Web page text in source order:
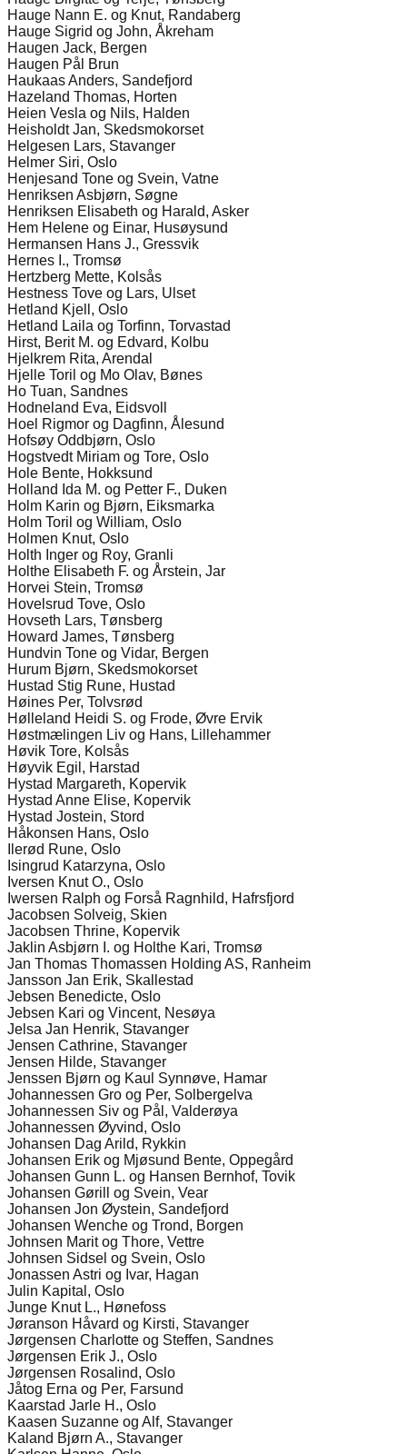
Hauge Nann E. og Knut, Randaberg
Hauge Sigrid og John, Åkreham
Haugen Jack, Bergen
Haugen Pål Brun
Haukaas Anders, Sandefjord
Hazeland Thomas, Horten
Heien Vesla og Nils, Halden
Heisholdt Jan, Skedsmokorset
Helgesen Lars, Stavanger
Helmer Siri, Oslo
Henjesand Tone og Svein, Vatne
Henriksen Asbjørn, Søgne
Henriksen Elisabeth og Harald, Asker
Hem Helene og Einar, Husøysund
Hermansen Hans J., Gressvik
Hernes I., Tromsø
Hertzberg Mette, Kolsås
Hestness Tove og Lars, Ulset
Hetland Kjell, Oslo
Hetland Laila og Torfinn, Torvastad
Hirst, Berit M. og Edvard, Kolbu
Hjelkrem Rita, Arendal
Hjelle Toril og Mo Olav, Bønes
Ho Tuan, Sandnes
Hodneland Eva, Eidsvoll
Hoel Rigmor og Dagfinn, Ålesund
Hofsøy Oddbjørn, Oslo
Hogstvedt Miriam og Tore, Oslo
Hole Bente, Hokksund
Holland Ida M. og Petter F., Duken
Holm Karin og Bjørn, Eiksmarka
Holm Toril og William, Oslo
Holmen Knut, Oslo
Holth Inger og Roy, Granli
Holthe Elisabeth F. og Årstein, Jar
Horvei Stein, Tromsø
Hovelsrud Tove, Oslo
Hovseth Lars, Tønsberg
Howard James, Tønsberg
Hundvin Tone og Vidar, Bergen
Hurum Bjørn, Skedsmokorset
Hustad Stig Rune, Hustad
Høines Per, Tolvsrød
Hølleland Heidi S. og Frode, Øvre Ervik
Høstmælingen Liv og Hans, Lillehammer
Høvik Tore, Kolsås
Høyvik Egil, Harstad
Hystad Margareth, Kopervik
Hystad Anne Elise, Kopervik
Hystad Jostein, Stord
Håkonsen Hans, Oslo
Ilerød Rune, Oslo
Isingrud Katarzyna, Oslo
Iversen Knut O., Oslo
Iwersen Ralph og Forså Ragnhild, Hafrsfjord
Jacobsen Solveig, Skien
Jacobsen Thrine, Kopervik
Jaklin Asbjørn I. og Holthe Kari, Tromsø
Jan Thomas Thomassen Holding AS, Ranheim
Jansson Jan Erik, Skallestad
Jebsen Benedicte, Oslo
Jebsen Kari og Vincent, Nesøya
Jelsa Jan Henrik, Stavanger
Jensen Cathrine, Stavanger
Jensen Hilde, Stavanger
Jenssen Bjørn og Kaul Synnøve, Hamar
Johannessen Gro og Per, Solbergelva
Johannessen Siv og Pål, Valderøya
Johannessen Øyvind, Oslo
Johansen Dag Arild, Rykkin
Johansen Erik og Mjøsund Bente, Oppegård
Johansen Gunn L. og Hansen Bernhof, Tovik
Johansen Gørill og Svein, Vear
Johansen Jon Øystein, Sandefjord
Johansen Wenche og Trond, Borgen
Johnsen Marit og Thore, Vettre
Johnsen Sidsel og Svein, Oslo
Jonassen Astri og Ivar, Hagan
Julin Kapital, Oslo
Junge Knut L., Hønefoss
Jøranson Håvard og Kirsti, Stavanger
Jørgensen Charlotte og Steffen, Sandnes
Jørgensen Erik J., Oslo
Jørgensen Rosalind, Oslo
Jåtog Erna og Per, Farsund
Kaarstad Jarle H., Oslo
Kaasen Suzanne og Alf, Stavanger
Kaland Bjørn A., Stavanger